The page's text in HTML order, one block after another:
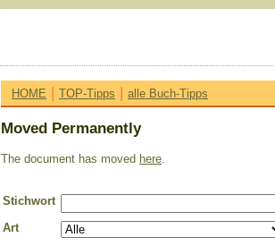
HOME | TOP-Tipps | alle Buch-Tipps
Moved Permanently
The document has moved here.
Stichwort
Art